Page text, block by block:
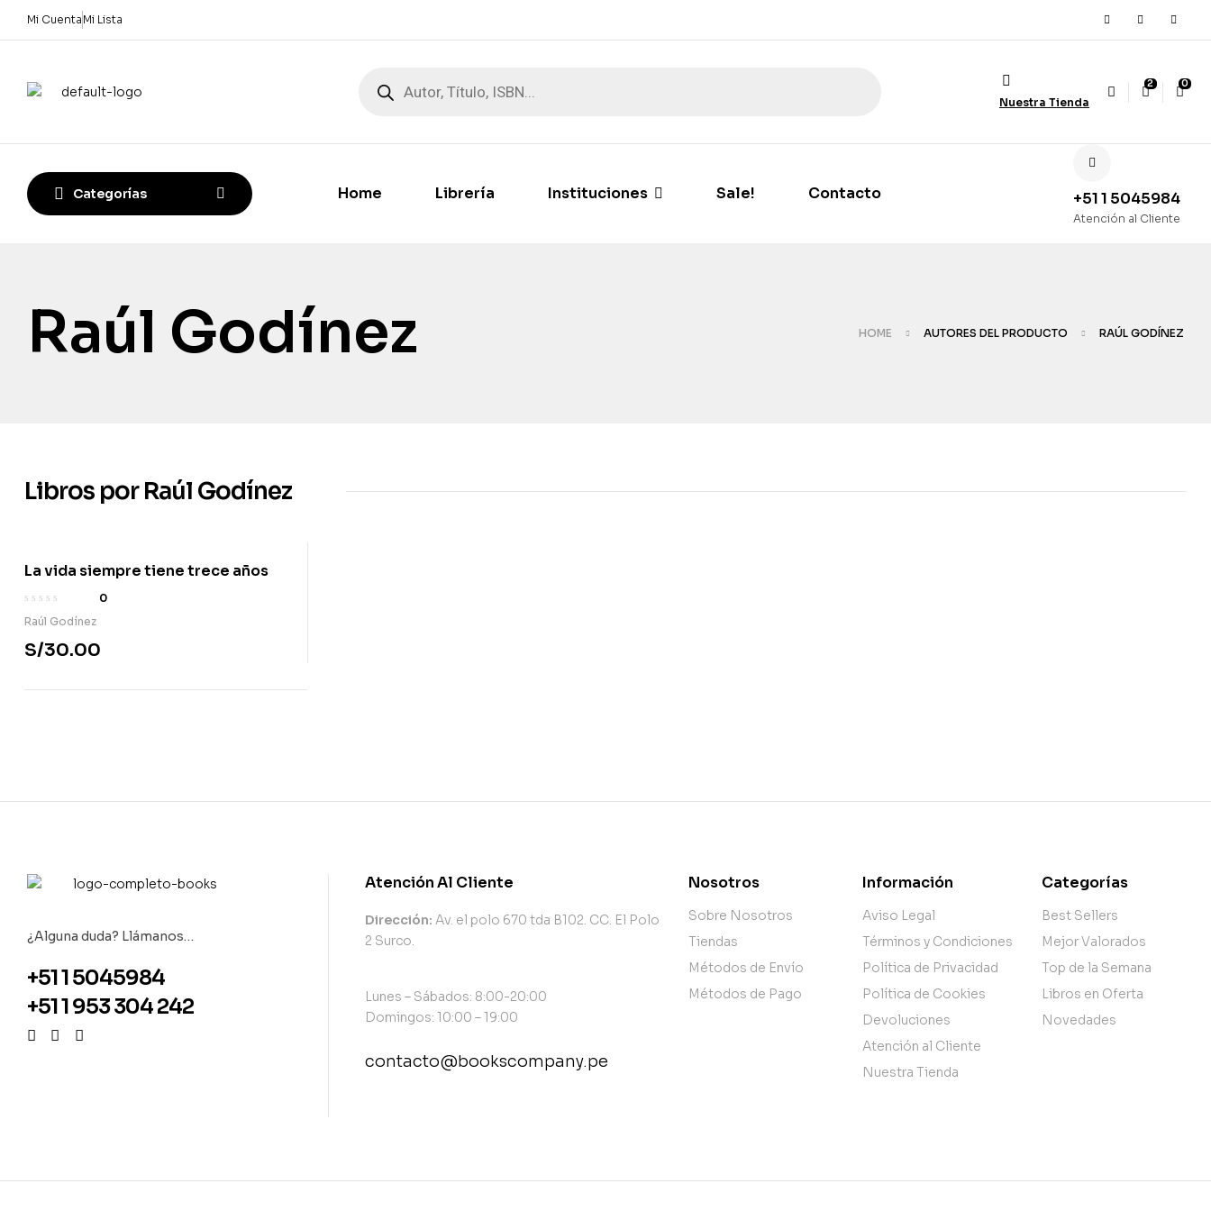
Mi Cuenta Mi Lista
Nuestra Tienda
2 0
Categorías Home Librería Instituciones Sale! Contacto +51 1 5045984
Atención al Cliente
Raúl Godínez HOME AUTORES DEL PRODUCTO RAÚL GODÍNEZ
Libros por Raúl Godínez
La vida siempre tiene trece años
0
Raúl Godínez
S/30.00
¿Alguna duda? Llámanos…
+51 1 5045984
+51 1 953 304 242
Atención Al Cliente
Dirección: Av. el polo 670 tda B102. CC. El Polo
2 Surco.
Lunes – Sábados: 8:00-20:00
Domingos: 10:00 – 19:00
contacto@bookscompany.pe
Nosotros
Sobre Nosotros
Tiendas
Métodos de Envío
Métodos de Pago
Información
Aviso Legal
Términos y Condiciones
Política de Privacidad
Política de Cookies
Devoluciones
Atención al Cliente
Nuestra Tienda
Categorías
Best Sellers
Mejor Valorados
Top de la Semana
Libros en Oferta
Novedades